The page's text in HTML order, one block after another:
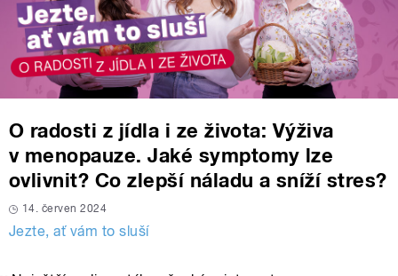
O radosti z jídla i ze života: Výživa
v menopauze. Jaké symptomy lze
ovlivnit? Co zlepší náladu a sníží stres?
14. červen 2024
Jezte, ať vám to sluší